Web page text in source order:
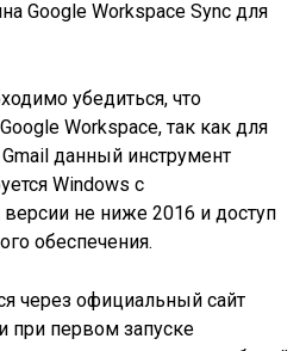
убедиться, что
Workspace, так как для
данный инструмент
Windows с
не ниже 2016 и доступ
обеспечения.
через официальный сайт
при первом запуске